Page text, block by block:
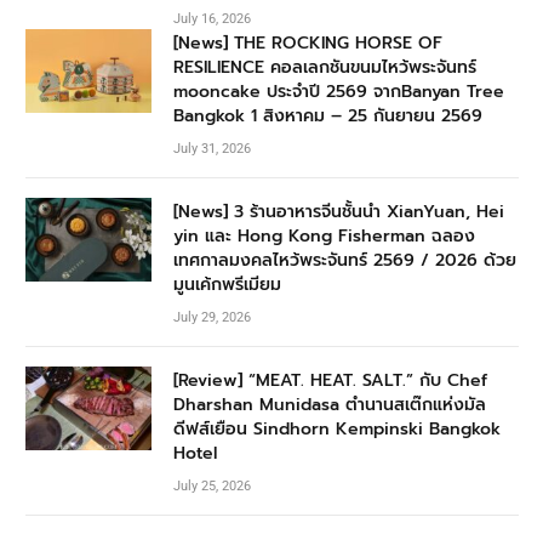
July 16, 2026
[News] THE ROCKING HORSE OF
RESILIENCE คอลเลกชันขนมไหว้พระจันทร์
mooncake ประจำปี 2569 จากBanyan Tree
Bangkok 1 สิงหาคม – 25 กันยายน 2569
July 31, 2026
[News] 3 ร้านอาหารจีนชั้นนำ XianYuan, Hei
yin และ Hong Kong Fisherman ฉลอง
เทศกาลมงคลไหว้พระจันทร์ 2569 / 2026 ด้วย
มูนเค้กพรีเมียม
July 29, 2026
[Review] “MEAT. HEAT. SALT.” กับ Chef
Dharshan Munidasa ตำนานสเต๊กแห่งมัล
ดีฟส์เยือน Sindhorn Kempinski Bangkok
Hotel
July 25, 2026